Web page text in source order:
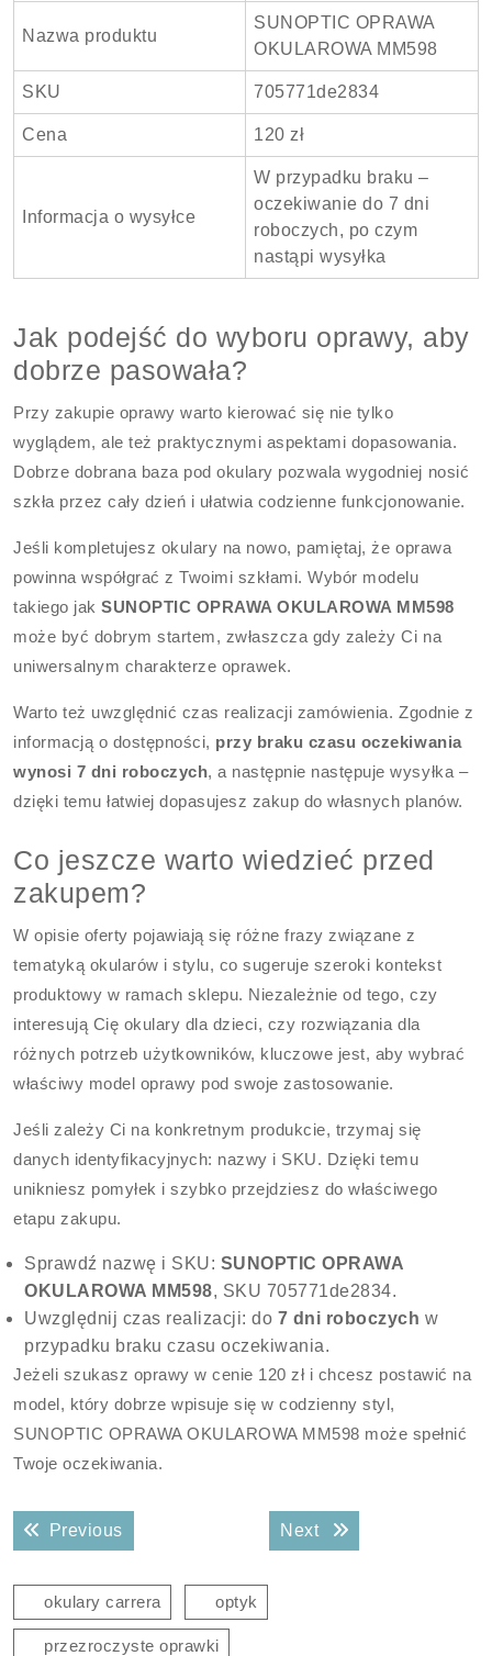
Nazwa produktu
SUNOPTIC OPRAWA
OKULAROWA MM598
SKU 705771de2834
Cena 120 zł
Informacja o wysyłce
W przypadku braku –
oczekiwanie do 7 dni
roboczych, po czym
nastąpi wysyłka
Jak podejść do wyboru oprawy, aby
dobrze pasowała?
Przy zakupie oprawy warto kierować się nie tylko
wyglądem, ale też praktycznymi aspektami dopasowania.
Dobrze dobrana baza pod okulary pozwala wygodniej nosić
szkła przez cały dzień i ułatwia codzienne funkcjonowanie.
Jeśli kompletujesz okulary na nowo, pamiętaj, że oprawa
powinna współgrać z Twoimi szkłami. Wybór modelu
takiego jakSUNOPTIC OPRAWA OKULAROWA MM598
może być dobrym startem, zwłaszcza gdy zależy Ci na
uniwersalnym charakterze oprawek.
Warto też uwzględnić czas realizacji zamówienia. Zgodnie z
informacją o dostępności, przy braku czasu oczekiwania
wynosi 7 dni roboczych, a następnie następuje wysyłka –
dzięki temu łatwiej dopasujesz zakup do własnych planów.
Co jeszcze warto wiedzieć przed
zakupem?
W opisie oferty pojawiają się różne frazy związane z
tematyką okularów i stylu, co sugeruje szeroki kontekst
produktowy w ramach sklepu. Niezależnie od tego, czy
interesują Cię okulary dla dzieci, czy rozwiązania dla
różnych potrzeb użytkowników, kluczowe jest, aby wybrać
właściwy model oprawy pod swoje zastosowanie.
Jeśli zależy Ci na konkretnym produkcie, trzymaj się
danych identyfikacyjnych: nazwy i SKU. Dzięki temu
unikniesz pomyłek i szybko przejdziesz do właściwego
etapu zakupu.
Sprawdź nazwę i SKU: SUNOPTIC OPRAWA
OKULAROWA MM598, SKU 705771de2834.
Uwzględnij czas realizacji: do 7 dni roboczych w
przypadku braku czasu oczekiwania.
Jeżeli szukasz oprawy w cenie 120 zł i chcesz postawić na
model, który dobrze wpisuje się w codzienny styl,
SUNOPTIC OPRAWA OKULAROWA MM598 może spełnić
Twoje oczekiwania.
Nawigacja
wpisuPreviousPrevious post: Next Next post:
okulary carrera optyk
przezroczyste oprawki